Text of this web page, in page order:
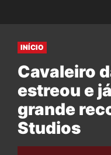
INÍCIO
Cavaleiro
estreou e
grande
Studios